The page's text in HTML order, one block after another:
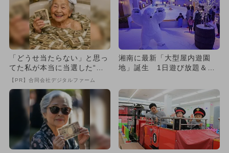
「どうせ当たらない」と思っ
てた私が本当に当選した“買
い方”がこれ
【PR】合同会社デジタルファーム
湘南に最新「大型屋内遊園
地」誕生 1日遊び放題＆室